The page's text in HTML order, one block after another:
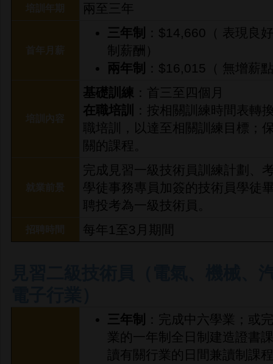
兩至三年
三年制
：$14,660（ 表現良
制薪酬）
兩年制 ：$16,015（ 無增薪
基礎訓練 ：首三至四個月
在職培訓
：按相關訓練時間表轉
職培訓，以達至相關訓練目標；
關的課程。
完成見習一級技術員訓練計劃、
學徒事務專員加簽的技術員學徒
聘投考為一級技術員。
每年1至3月期間
三年制
：完成中六學業；或
業的一年制全日制建造證書
讀有關行業的日間兼讀制課